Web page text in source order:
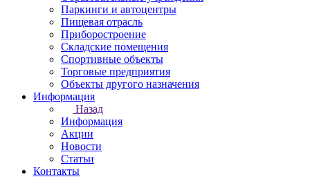
Паркинги и автоцентры
Пищевая отрасль
Приборостроение
Складские помещения
Спортивные объекты
Торговые предприятия
Объекты другого назначения
Информация
Назад
Информация
Акции
Новости
Статьи
Контакты